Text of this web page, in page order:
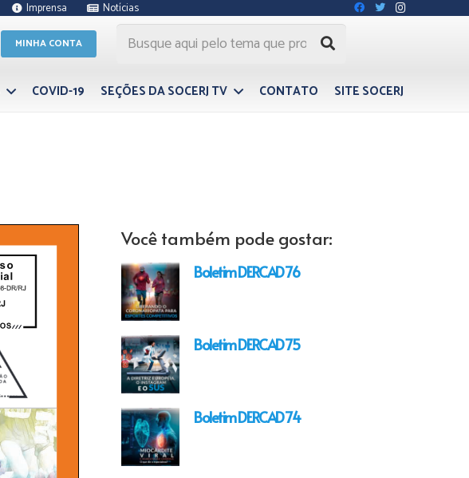
Imprensa Notícias
MINHA CONTA
COVID-19 SEÇÕES DA SOCERJ TV CONTATO SITE SOCERJ
Você também pode gostar:
Boletim DERCAD 76
Boletim DERCAD 75
Boletim DERCAD 74